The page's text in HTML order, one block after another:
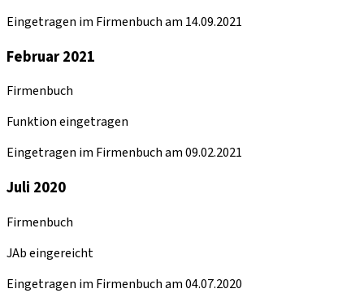
Eingetragen im Firmenbuch am 14.09.2021
Februar 2021
Firmenbuch
Funktion eingetragen
Eingetragen im Firmenbuch am 09.02.2021
Juli 2020
Firmenbuch
JAb eingereicht
Eingetragen im Firmenbuch am 04.07.2020